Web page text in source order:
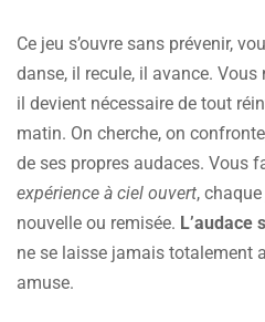
Ce jeu s’ouvre sans prévenir,
danse, il recule, il avance. Vous
il devient nécessaire de tout
matin. On cherche, on
de ses propres audaces. Vous
expérience à ciel ouvert,
nouvelle ou remisée. L’audace
ne se laisse jamais totalement
amuse.